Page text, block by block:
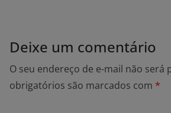
Deixe um comentário
O seu endereço de e-mail não será
obrigatórios são marcados com *